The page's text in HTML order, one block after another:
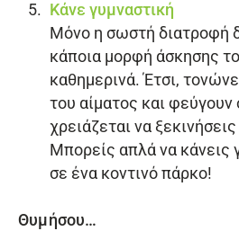
Κάνε γυμναστική
Μόνο η σωστή διατροφή
κάποια μορφή άσκησης
καθημερινά. Έτσι,
του αίματος και φεύγουν
χρειάζεται να
Μπορείς απλά να κάνεις
σε ένα κοντινό πάρκο!
Θυμήσου…